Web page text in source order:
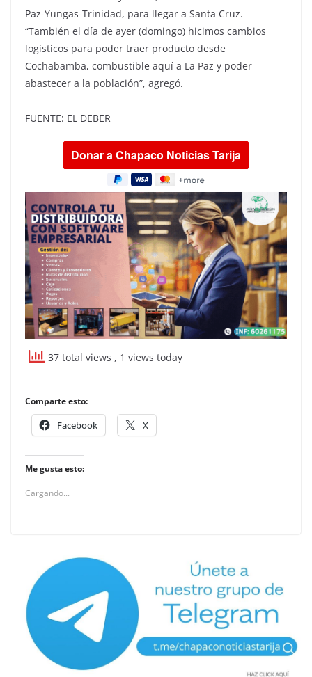
Paz-Yungas-Trinidad, para llegar a Santa Cruz.
“También el día de ayer (domingo) hicimos cambios
logísticos para poder traer producto desde
Cochabamba, combustible aquí a La Paz y poder
abastecer a la población”, agregó.
FUENTE: EL DEBER
37 total views , 1 views today
Comparte esto:
Facebook X
Me gusta esto:
Cargando...